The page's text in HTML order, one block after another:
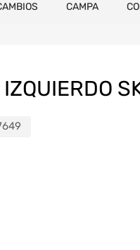
CAMPA
IZQUIERDO